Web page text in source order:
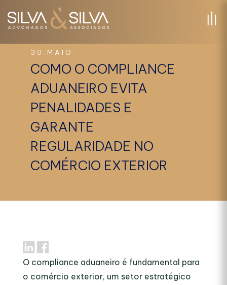
30.MAIO
COMO O COMPLIANCE
ADUANEIRO EVITA
PENALIDADES E
GARANTE
REGULARIDADE NO
COMÉRCIO EXTERIOR
O compliance aduaneiro é fundamental para
o comércio exterior, um setor estratégico